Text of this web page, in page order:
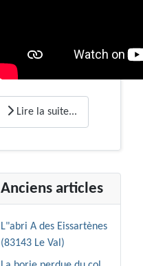
Lire la suite...
Anciens articles
L"abri A des Eissartènes
(83143 Le Val)